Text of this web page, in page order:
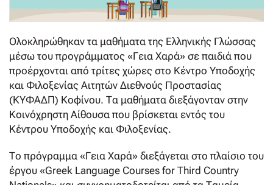
Ολοκληρώθηκαν τα μαθήματα της Ελληνικής Γλώσσας
μέσω του προγράμματος «Γεια Χαρά» σε παιδιά που
προέρχονται από τρίτες χώρες στο Κέντρο Υποδοχής
και Φιλοξενίας Αιτητών Διεθνούς Προστασίας
(ΚΥΦΑΔΠ) Κοφίνου. Τα μαθήματα διεξάγονταν στην
Κοινόχρηστη Αίθουσα που βρίσκεται εντός του
Κέντρου Υποδοχής και Φιλοξενίας.
Το πρόγραμμα «Γεια Χαρά» διεξάγεται στο πλαίσιο του
έργου «Greek Language Courses for Third Country